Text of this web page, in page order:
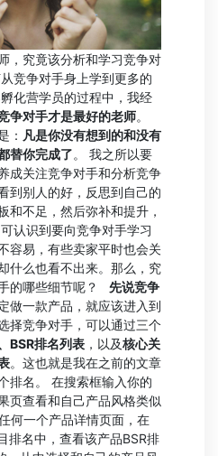
，究竟该分析和学习竞争对
竞争对手身上学到更多的
化营学员的过程中，我经
争对手才是最好的老师。
： 凡是你没有想到的和没有
替你完成了。 我之所以要
成关注竞争对手和分析竞争
到别人的好，反思到自己的
和不足，然后弥补和提升，
认识到要向竞争对手学习
容易，有些卖家平时也会关
什么也看不出来。那么，究
的哪些细节呢？ 先说竞争
做一款产品，就应该进入到
择竞争对手，可以通过三个
BSR排名列表 ，以及核心关
。这也就是我在之前的文章
排名。 在搜索框输入你的
页查看和自己产品风格类似
何一个产品详情页面，在
排名中，查看该产品BSR排